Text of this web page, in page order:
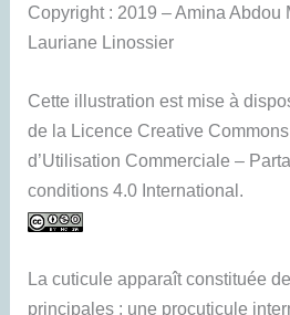
Copyright : 2019 – Amina Abdou
Lauriane Linossier
Cette illustration est mise à
de la Licence Creative
d’Utilisation Commerciale –
conditions 4.0 International.
La cuticule apparaît constituée
principales : une procuticule